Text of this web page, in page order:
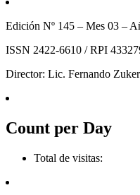
Edición Nº 145 – Mes 03 –
ISSN 2422-6610 / RPI
Director: Lic. Fernando
Count per Day
Total de visitas: